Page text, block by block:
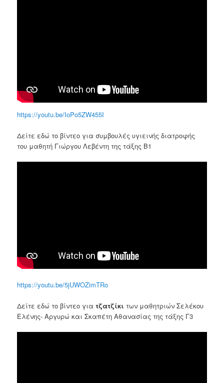
https://youtu.be/IoPo5ZW455I
Δείτε εδώ το βίντεο για συμβουλές υγιεινής διατροφής
του μαθητή Γιώργου Λεβέντη της τάξης Β1
https://youtu.be/5jUWOZimTRo
Δείτε εδώ το βίντεο γιατζατζίκι των μαθητριών Σελέκου
Ελένης- Αργυρώ και Σκαπέτη Αθανασίας της τάξης Γ3